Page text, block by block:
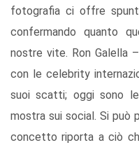
fotografia ci offre
confermando quanto
nostre vite. Ron Galella
con le celebrity
suoi scatti; oggi sono
mostra sui social. Si può
concetto riporta a ciò